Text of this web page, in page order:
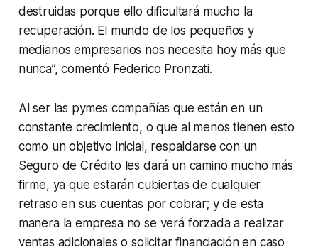
destruidas porque ello dificultará mucho la
recuperación. El mundo de los pequeños y
medianos empresarios nos necesita hoy más que
nunca”, comentó Federico Pronzati.
Al ser las pymes compañías que están en un
constante crecimiento, o que al menos tienen esto
como un objetivo inicial, respaldarse con un
Seguro de Crédito les dará un camino mucho más
firme, ya que estarán cubiertas de cualquier
retraso en sus cuentas por cobrar; y de esta
manera la empresa no se verá forzada a realizar
ventas adicionales o solicitar financiación en caso